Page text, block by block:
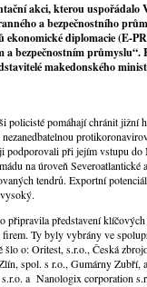
akci, kterou uspořádalo
a bezpečnostního
ekonomické diplomacie(E-
a bezpečnostním průmyslu“.
makedonského
policisté pomáhají chránit jižní
podporovali při jejím vstupu
na úroveň Severoatlantické
tendrů. Exportní
připravila představení
Ty byly vybrány ve
o: Oritest, s.r.o., Česká
spol. s r.o., Gumárny Zubří,
a Nanologix corporation